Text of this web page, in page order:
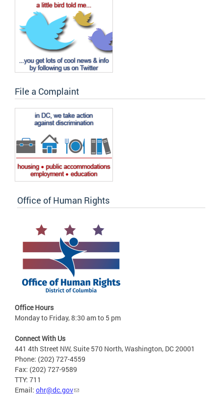
File a Complaint
Office of Human Rights
Office Hours
Monday to Friday, 8:30 am to 5 pm
Connect With Us
441 4th Street NW, Suite 570 North, Washington, DC 20001
Phone: (202) 727-4559
Fax: (202) 727-9589
TTY: 711
Email: ohr@dc.gov